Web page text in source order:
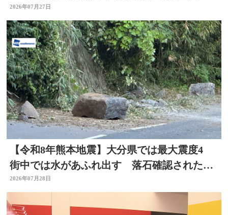
意 文書訓告に 大分
2026年07月27日
【令和8年熊本地震】大分県では最大震度4
街中では水があふれ出す 落石確認されたと
ころも
2026年07月28日